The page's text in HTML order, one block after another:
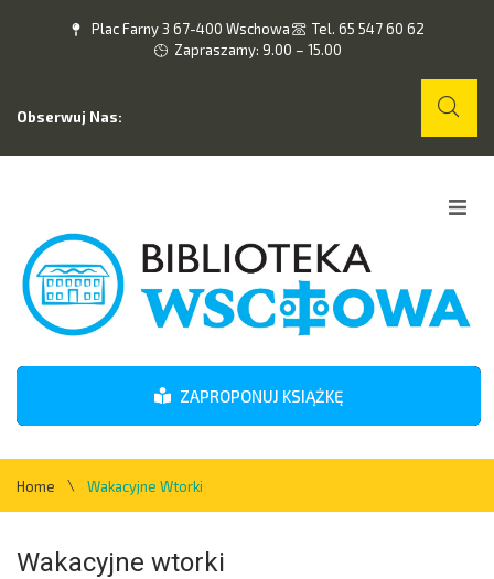
Plac Farny 3 67-400 Wschowa
Tel. 65 547 60 62
Zapraszamy: 9.00 – 15.00
Obserwuj Nas:
O nas
Wydarzenia
Kontakt
ZAPROPONUJ KSIĄŻKĘ
Home \ Wakacyjne Wtorki
Wakacyjne wtorki